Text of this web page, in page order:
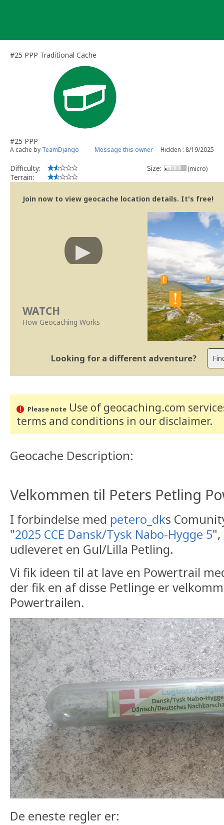
#25 PPP Traditional Cache
#25 PPP
A cache by TeamDjango Message this owner Hidden : 8/19/2025
Difficulty:
Terrain:
Size: (micro)
Join now to view geocache location details. It's free!
WATCH
How Geocaching Works
Looking for a different adventure?
Please noteUse of geocaching.com
terms and conditions in our disclaimer.
Geocache Description:
Velkommen til Peters Petling
I forbindelse med petero_dks
"2025 CCE Dansk/Tysk Nabo-Hygge 5",
udleveret en Gul/Lilla Petling.
Vi fik ideen til at lave en Powertrail
der fik en af disse Petlinge er
Powertrailen.
De eneste regler er: